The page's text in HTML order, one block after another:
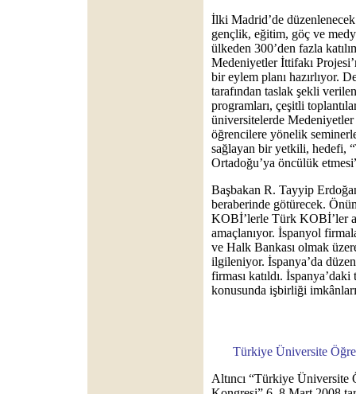
İlki Madrid’de
gençlik, eğitim, göç ve
ülkeden 300’den fazla
Medeniyetler İttifakı
bir eylem planı hazırlıyor.
tarafından taslak şekli
programları, çeşitli
üniversitelerde Medeniyetler
öğrencilere yönelik
sağlayan bir yetkili, hedefi,
Ortadoğu’ya öncülük
Başbakan R. Tayyip
beraberinde götürecek.
KOBİ’lerle Türk KOBİ’ler
amaçlanıyor. İspanyol
ve Halk Bankası olmak
ilgileniyor. İspanya’da
firması katıldı.
konusunda işbirliği
Türkiye Üniversite
Altıncı “Türkiye Üniversite